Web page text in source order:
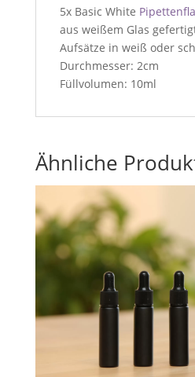
5x Basic White
aus weißem Glas
Aufsätze in weiß oder
Durchmesser: 2cm
Füllvolumen: 10ml
Ähnliche